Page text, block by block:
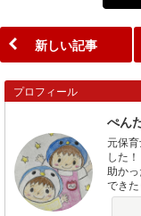
新しい記事
プロフィール
ぺん
元保
した
助か
できた